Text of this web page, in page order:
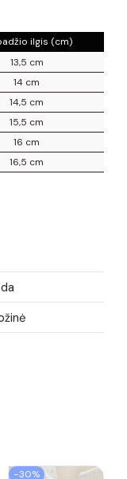
ilgis (cm)
13,5 cm
14 cm
14,5 cm
15,5 cm
16 cm
16,5 cm
−30%